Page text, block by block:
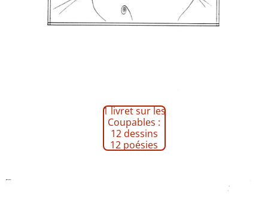
1 livret sur les
Coupables :
12 dessins
12 poésies